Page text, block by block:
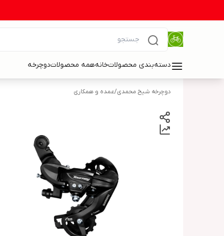
دسته‌بندی محصولاتخانههمه محصولاتدوچرخه
دوچرخه شیخ محمدی/عمده و همکاری